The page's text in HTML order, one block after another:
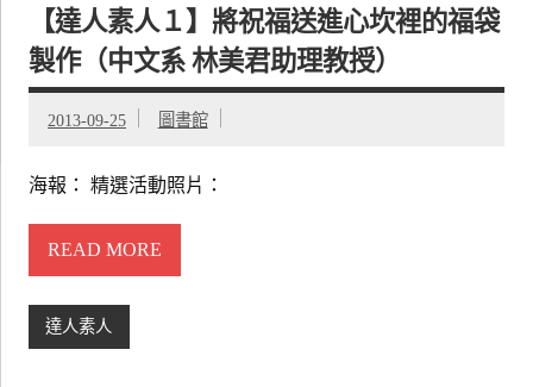
【達人素人１】將祝福送進心坎裡的福袋
製作（中文系 林美君助理教授）
2013-09-25 圖書館
海報： 精選活動照片：
READ MORE
達人素人